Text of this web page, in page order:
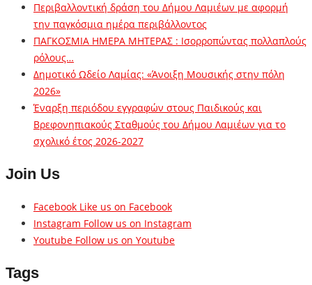
Περιβαλλοντική δράση του Δήμου Λαμιέων με αφορμή
την παγκόσμια ημέρα περιβάλλοντος
ΠΑΓΚΟΣΜΙΑ ΗΜΕΡΑ ΜΗΤΕΡΑΣ : Ισορροπώντας πολλαπλούς
ρόλους…
Δημοτικό Ωδείο Λαμίας: «Άνοιξη Μουσικής στην πόλη
2026»
Έναρξη περιόδου εγγραφών στους Παιδικούς και
Βρεφονηπιακούς Σταθμούς του Δήμου Λαμιέων για το
σχολικό έτος 2026-2027
Join Us
Facebook Like us on Facebook
Instagram Follow us on Instagram
Youtube Follow us on Youtube
Tags